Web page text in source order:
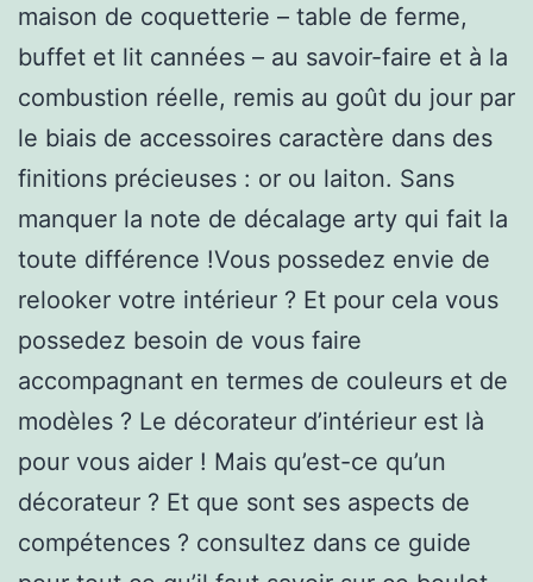
maison de coquetterie – table de ferme,
buffet et lit cannées – au savoir-faire et à la
combustion réelle, remis au goût du jour par
le biais de accessoires caractère dans des
finitions précieuses : or ou laiton. Sans
manquer la note de décalage arty qui fait la
toute différence !Vous possedez envie de
relooker votre intérieur ? Et pour cela vous
possedez besoin de vous faire
accompagnant en termes de couleurs et de
modèles ? Le décorateur d’intérieur est là
pour vous aider ! Mais qu’est-ce qu’un
décorateur ? Et que sont ses aspects de
compétences ? consultez dans ce guide